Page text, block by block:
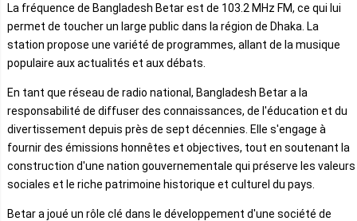
La fréquence de Bangladesh Betar est de 103.2 MHz FM, ce qui lui
permet de toucher un large public dans la région de Dhaka. La
station propose une variété de programmes, allant de la musique
populaire aux actualités et aux débats.
En tant que réseau de radio national, Bangladesh Betar a la
responsabilité de diffuser des connaissances, de l'éducation et du
divertissement depuis près de sept décennies. Elle s'engage à
fournir des émissions honnêtes et objectives, tout en soutenant la
construction d'une nation gouvernementale qui préserve les valeurs
sociales et le riche patrimoine historique et culturel du pays.
Betar a joué un rôle clé dans le développement d'une société de